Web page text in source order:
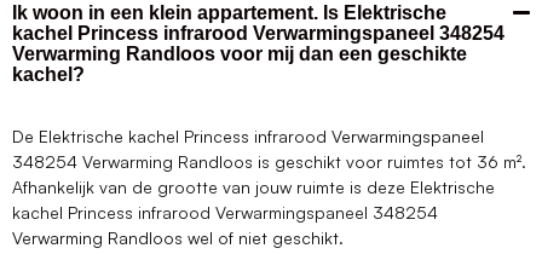
Ik woon in een klein appartement. Is Elektrische
kachel Princess infrarood Verwarmingspaneel 348254
Verwarming Randloos voor mij dan een geschikte
kachel?
De Elektrische kachel Princess infrarood Verwarmingspaneel
348254 Verwarming Randloos is geschikt voor ruimtes tot 36 m².
Afhankelijk van de grootte van jouw ruimte is deze Elektrische
kachel Princess infrarood Verwarmingspaneel 348254
Verwarming Randloos wel of niet geschikt.